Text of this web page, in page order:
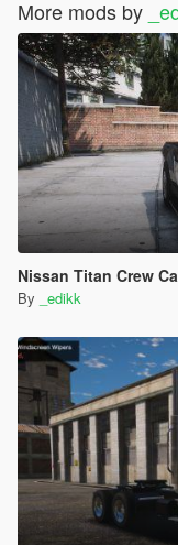
More mods by
Nissan Titan Crew
By _edikk